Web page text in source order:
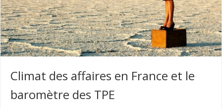
Climat des affaires en France et le
baromètre des TPE